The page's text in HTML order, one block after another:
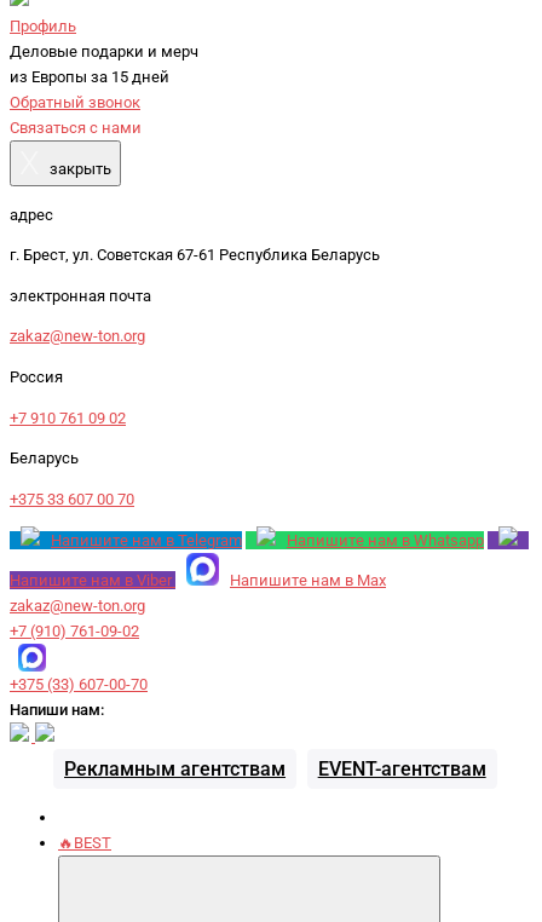
Профиль
Деловые подарки и мерч
из Европы за 15 дней
Обратный звонок
Связаться с нами
закрыть
адрес
г. Брест, ул. Советская 67-61 Республика Беларусь
электронная почта
zakaz@new-ton.org
Россия
+7 910 761 09 02
Беларусь
+375 33 607 00 70
Напишите нам в Telegram Напишите нам в Whatsapp
Напишите нам в Viber
Напишите нам в Max
zakaz@new-ton.org
+7 (910) 761-09-02
+375 (33) 607-00-70
Напиши нам:
Рекламным агентствам EVENT-агентствам
🔥BEST